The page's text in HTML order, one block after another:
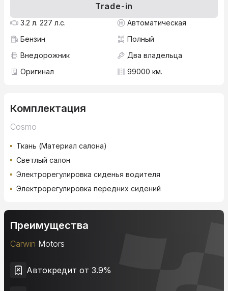
Trade-in
3.2 л. 227 л.с.
Автоматическая
Бензин
Полный
Внедорожник
Два владельца
Оригинал
99000 км.
Комплектация
Cosmo
Ткань (Материал салона)
Светлый салон
Электрорегулировка сиденья водителя
Электрорегулировка передних сидений
Преимущества
Carwin Motors
Автокредит от 3.9%